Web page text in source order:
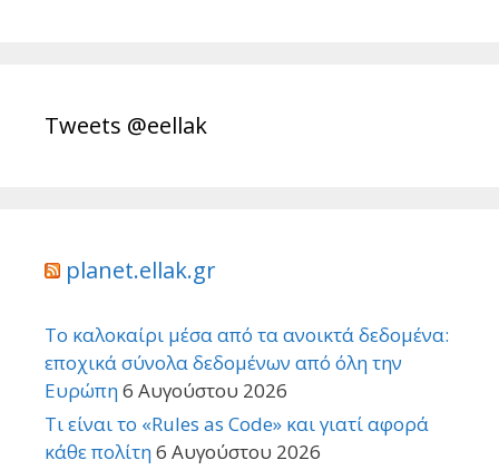
Tweets @eellak
planet.ellak.gr
Το καλοκαίρι μέσα από τα ανοικτά δεδομένα:
εποχικά σύνολα δεδομένων από όλη την
Ευρώπη6 Αυγούστου 2026
Τι είναι το «Rules as Code» και γιατί αφορά
κάθε πολίτη6 Αυγούστου 2026